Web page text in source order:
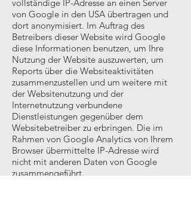
vollständige IP-Adresse an einen Server
von Google in den USA übertragen und
dort anonymisiert. Im Auftrag des
Betreibers dieser Website wird Google
diese Informationen benutzen, um Ihre
Nutzung der Website auszuwerten, um
Reports über die Websiteaktivitäten
zusammenzustellen und um weitere mit
der Websitenutzung und der
Internetnutzung verbundene
Dienstleistungen gegenüber dem
Websitebetreiber zu erbringen. Die im
Rahmen von Google Analytics von Ihrem
Browser übermittelte IP-Adresse wird
nicht mit anderen Daten von Google
zusammengeführt.